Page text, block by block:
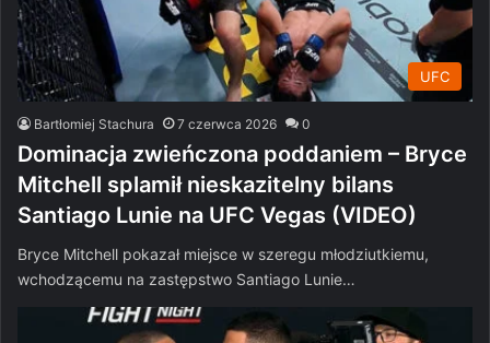
UFC
Bartłomiej Stachura 7 czerwca 2026 0
Dominacja zwieńczona poddaniem – Bryce
Mitchell splamił nieskazitelny bilans
Santiago Lunie na UFC Vegas (VIDEO)
Bryce Mitchell pokazał miejsce w szeregu młodziutkiemu,
wchodzącemu na zastępstwo Santiago Lunie…